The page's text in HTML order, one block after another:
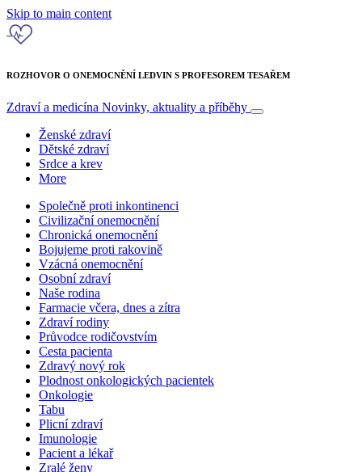
Skip to main content
ROZHOVOR O ONEMOCNĚNÍ LEDVIN S PROFESOREM TESAŘEM
Zdraví a medicína Novinky, aktuality a příběhy
Ženské zdraví
Dětské zdraví
Srdce a krev
More
Společně proti inkontinenci
Civilizační onemocnění
Chronická onemocnění
Bojujeme proti rakovině
Vzácná onemocnění
Osobní zdraví
Naše rodina
Farmacie včera, dnes a zítra
Zdraví rodiny
Průvodce rodičovstvím
Cesta pacienta
Zdravý nový rok
Plodnost onkologických pacientek
Onkologie
Tabu
Plicní zdraví
Imunologie
Pacient a lékař
Zralé ženy